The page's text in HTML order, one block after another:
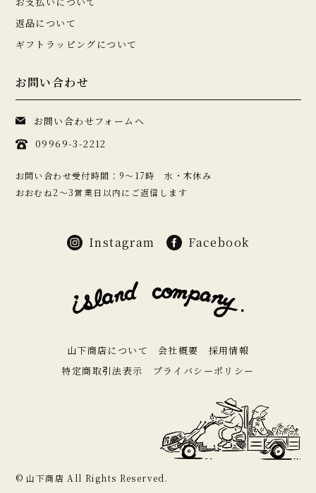
返品について
ギフトラッピングについて
お問い合わせ
お問い合わせフォームへ
09969-3-2212
お問い合わせ受付時間：9〜17時 水・木休み
おおむね2〜3営業日以内にご返信します
Instagram Facebook
山下商店について 会社概要
採用情報
特定商取引法表示
プライバシーポリシー
© 山下商店 All Rights Reserved.